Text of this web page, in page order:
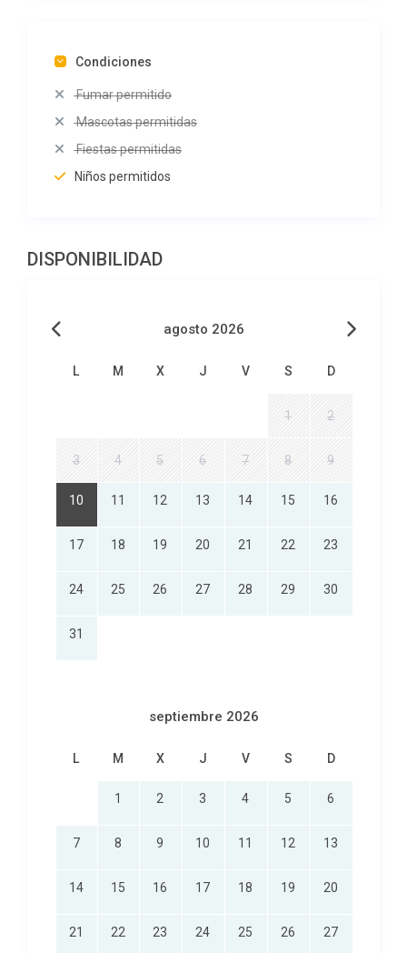
Condiciones
Fumar permitido
Mascotas permitidas
Fiestas permitidas
Niños permitidos
DISPONIBILIDAD
agosto 2026
L M X J V S D
1 2
3 4 5 6 7 8 9
10 11 12 13 14 15 16
17 18 19 20 21 22 23
24 25 26 27 28 29 30
31
septiembre 2026
L M X J V S D
1 2 3 4 5 6
7 8 9 10 11 12 13
14 15 16 17 18 19 20
21 22 23 24 25 26 27